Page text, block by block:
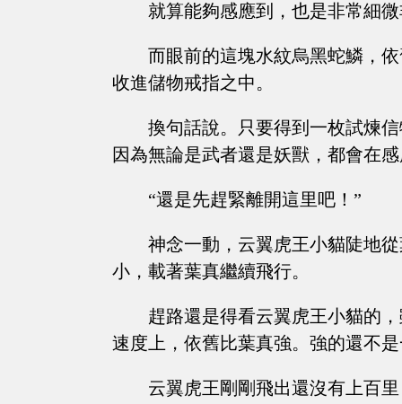
就算能夠感應到，也是非常細
而眼前的這塊水紋烏黑蛇鱗，
收進儲物戒指之中。
換句話說。只要得到一枚試煉
因為無論是武者還是妖獸，都會在
“還是先趕緊離開這里吧！”
神念一動，云翼虎王小貓陡地
小，載著葉真繼續飛行。
趕路還是得看云翼虎王小貓的
速度上，依舊比葉真強。強的還不
云翼虎王剛剛飛出還沒有上百